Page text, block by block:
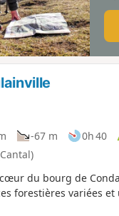
-67 m 0h 40
du bourg de
forestières variées